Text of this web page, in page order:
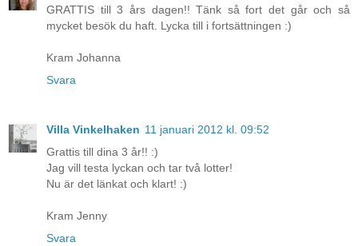
GRATTIS till 3 års dagen!! Tänk så fort det går och så
mycket besök du haft. Lycka till i fortsättningen :)
Kram Johanna
Svara
Villa Vinkelhaken 11 januari 2012 kl. 09:52
Grattis till dina 3 år!! :)
Jag vill testa lyckan och tar två lotter!
Nu är det länkat och klart! :)
Kram Jenny
Svara